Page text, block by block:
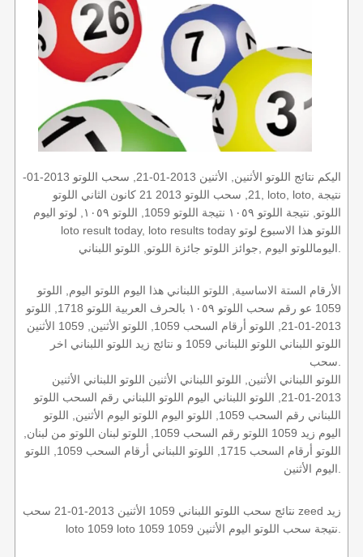
اليكم نتائج اللوتو الأثنين, الأثنين 2013-01-21, سحب اللوتو 2013-01-
21, سحب اللوتو 2013 21 كانون الثاني اللوتو, loto, loto, نتيجة
اللوتو, نتيجة اللوتو ١٠٥٩ نتيجة اللوتو 1059, اللوتو ١٠٥٩, لوتو اليوم
loto result today, loto results today اللوتو هذا الاسبوع لوتو
الأرقام الستة الاساسية, اللوتو اللبناني هذا اليوم اللوتو اليوم, اللوتو
1059 عو رقم سحب اللوتو ١٠٥٩ بالحرف العربية اللوتو 1718, اللوتو
2013-01-21, اللوتو أرقام السحب 1059, اللوتو الأثنين, 1059 الأثنين
اللوتو اللبناني اللوتو اللبناني 1059 و نتائج زيد اللوتو اللبناني اخر
اللوتو اللبناني الأثنين, اللوتو اللبناني الأثنين اللوتو اللبناني الأثنين
2013-01-21, اللوتو اللبناني اليوم اللوتو اللبناني رقم السحب اللوتو
اللبناني رقم السحب 1059, اللوتو اليوم اللوتو اليوم الأثنين, اللوتو
اليوم زيد 1059 اللوتو رقم السحب 1059, اللوتو لبنان اللوتو من لبنان,
اللوتو أرقام السحب 1715, اللوتو اللبناني أرقام السحب 1059, اللوتو
نتائج سحب اللوتو اللبناني 1059 الأثنين 2013-01-21 سحب zeed زيد